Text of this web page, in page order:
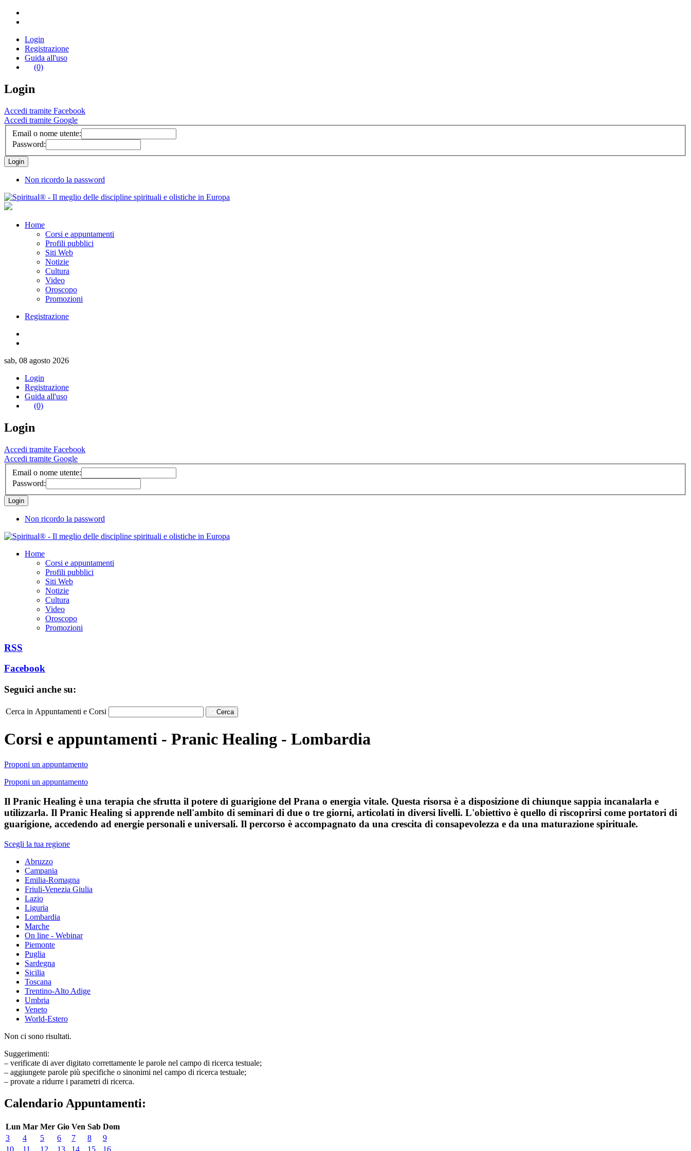
Login
Registrazione
Guida all'uso
(0)
Login
Accedi tramite Facebook
Accedi tramite Google
Email o nome utente:
Password:
Non ricordo la password
Home
Corsi e appuntamenti
Profili pubblici
Siti Web
Notizie
Cultura
Video
Oroscopo
Promozioni
Registrazione
sab, 08 agosto 2026
Login
Registrazione
Guida all'uso
(0)
Login
Accedi tramite Facebook
Accedi tramite Google
Email o nome utente:
Password:
Non ricordo la password
Home
Corsi e appuntamenti
Profili pubblici
Siti Web
Notizie
Cultura
Video
Oroscopo
Promozioni
RSS
Facebook
Seguici anche su:
Cerca in Appuntamenti e Corsi Cerca
Corsi e appuntamenti - Pranic Healing - Lombardia
Proponi un appuntamento
Proponi un appuntamento
Il Pranic Healing è una terapia che sfrutta il potere di guarigione del Prana o energia vitale. Questa risorsa è a disposizione di chiunque sappia incanalarla e
utilizzarla. Il Pranic Healing si apprende nell'ambito di seminari di due o tre giorni, articolati in diversi livelli. L'obiettivo è quello di riscoprirsi come portatori di
guarigione, accedendo ad energie personali e universali. Il percorso è accompagnato da una crescita di consapevolezza e da una maturazione spirituale.
Scegli la tua regione
Abruzzo
Campania
Emilia-Romagna
Friuli-Venezia Giulia
Lazio
Liguria
Lombardia
Marche
On line - Webinar
Piemonte
Puglia
Sardegna
Sicilia
Toscana
Trentino-Alto Adige
Umbria
Veneto
World-Estero
Non ci sono risultati.
Suggerimenti:
– verificate di aver digitato correttamente le parole nel campo di ricerca testuale;
– aggiungete parole più specifiche o sinonimi nel campo di ricerca testuale;
– provate a ridurre i parametri di ricerca.
Calendario Appuntamenti:
Lun Mar Mer Gio Ven Sab Dom
3
4 5 6 7 8
9
10
11 12 13 14 15 16